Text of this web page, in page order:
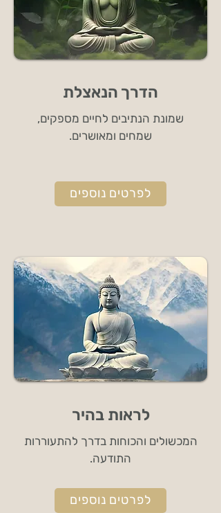
הדרך הנאצלת
שמונת הנתיבים לחיים מספקים,
שמחים ומאושרים.
לפרטים נוספים
לראות בהיר
המכשולים והכוחות בדרך להתעוררות
התודעה.
לפרטים נוספים